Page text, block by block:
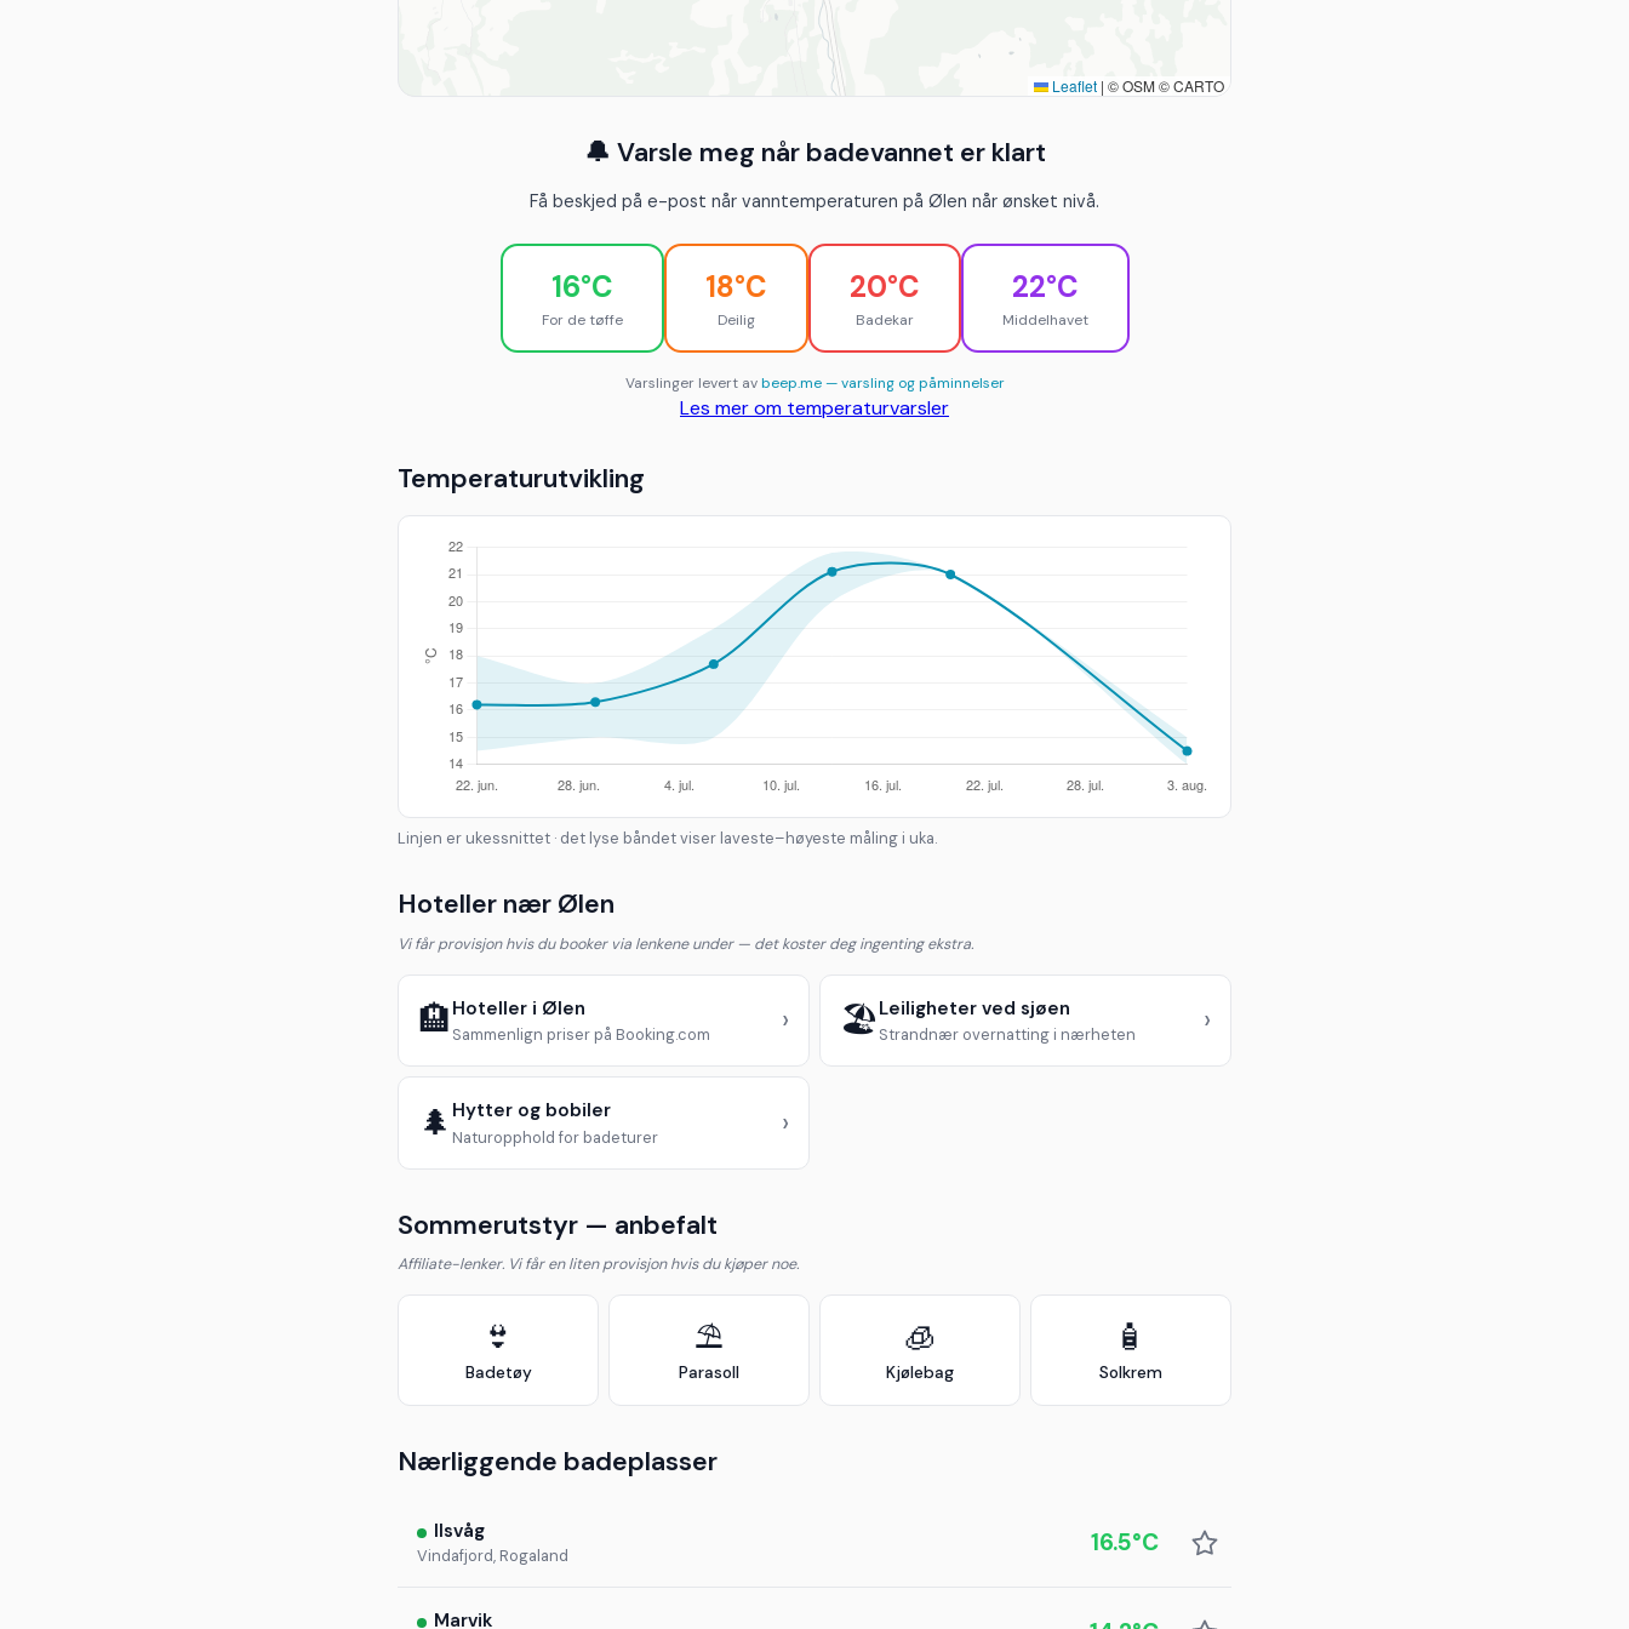
Leaflet | © OSM © CARTO
🔔 Varsle meg når badevannet er klart
Få beskjed på e-post når vanntemperaturen på Ølen når ønsket nivå.
16°C
For de tøffe
18°C
Deilig
20°C
Badekar
22°C
Middelhavet
Varslinger levert avbeep.me — varsling og påminnelser
Les mer om temperaturvarsler
Temperaturutvikling
Linjen er ukessnittet · det lyse båndet viser laveste–høyeste måling i uka.
Hoteller nær Ølen
Vi får provisjon hvis du booker via lenkene under — det koster deg ingenting ekstra.
🏨 Hoteller i Ølen
Sammenlign priser på Booking.com › 🏖️ Leiligheter ved sjøen
Strandnær overnatting i nærheten ›
🌲 Hytter og bobiler
Naturopphold for badeturer ›
Sommerutstyr — anbefalt
Affiliate-lenker. Vi får en liten provisjon hvis du kjøper noe.
👙
Badetøy
⛱️
Parasoll
🧊
Kjølebag
🧴
Solkrem
Nærliggende badeplasser
Ilsvåg
Vindafjord, Rogaland 16.5°C
Marvik